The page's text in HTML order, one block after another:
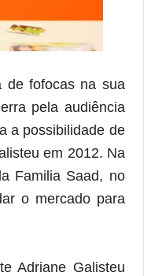
de fofocas na sua
pela audiência
a possibilidade de
em 2012. Na
Familia Saad, no
o mercado para
Adriane Galisteu